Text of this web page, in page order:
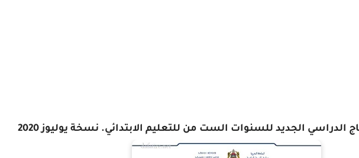
الجديد للسنوات الست من للتعليم الابتدائي. نسخة يوليوز 2020